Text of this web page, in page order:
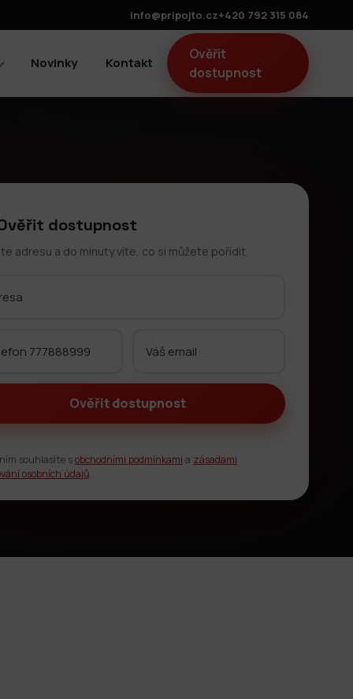
info@pripojto.cz+420 792 315 084
Novinky Kontakt
Ověřit
dostupnost
dostupnost
adresu a do minuty víte, co si můžete pořídit.
souhlasíte sobchodními podmínkami a zásadami
osobních údajů.